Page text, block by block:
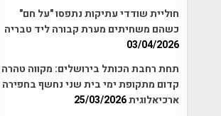
חוליית שודדי עתיקות נתפסו "על חם"
כשהם משחיתים מערת קבורה ליד טבריה
03/04/2026
תחת רחבת הכותל בירושלים: מקווה טהרה
קדום מתקופת ימי בית שני נחשף בחפירה
ארכיאלוגית25/03/2026